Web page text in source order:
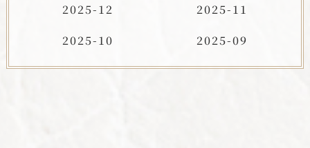
2025-12
2025-11
2025-10
2025-09